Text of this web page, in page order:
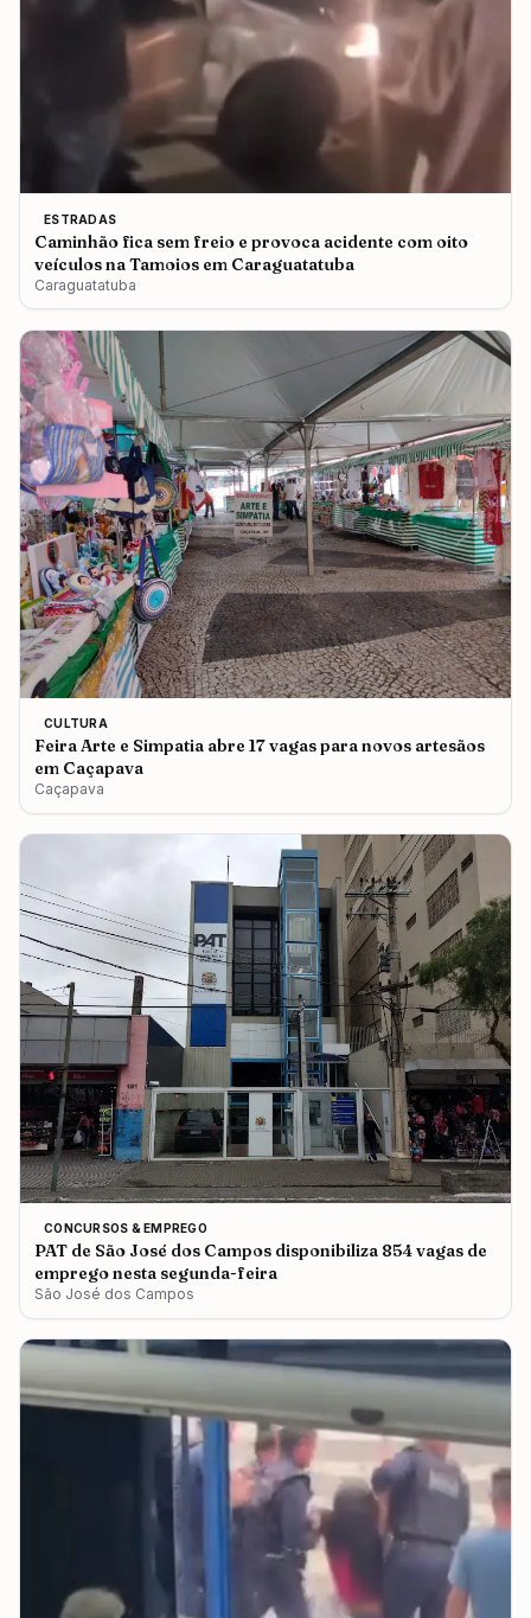
ESTRADAS
Caminhão fica sem freio e provoca acidente com oito
veículos na Tamoios em Caraguatatuba
Caraguatatuba
CULTURA
Feira Arte e Simpatia abre 17 vagas para novos artesãos
em Caçapava
Caçapava
CONCURSOS & EMPREGO
PAT de São José dos Campos disponibiliza 854 vagas de
emprego nesta segunda-feira
São José dos Campos